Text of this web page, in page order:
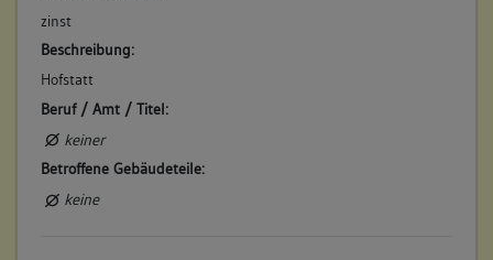
(1906)
Karl Martin lässt im Obergeschoss der Scheuer zwei Zimmer
Schulgasse, zu einem Wohnhaus umgebaut". (a)
Betroffene Gebäudeteile:
keine
zinst
Beschreibung:
Hofstatt
Beruf / Amt / Titel:
keiner
Betroffene Gebäudeteile:
keine